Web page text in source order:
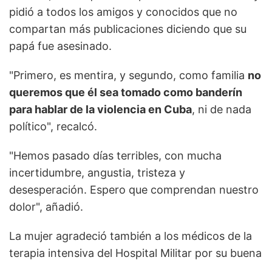
pidió a todos los amigos y conocidos que no
compartan más publicaciones diciendo que su
papá fue asesinado.
"Primero, es mentira, y segundo, como familia no
queremos que él sea tomado como banderín
para hablar de la violencia en Cuba, ni de nada
político", recalcó.
"Hemos pasado días terribles, con mucha
incertidumbre, angustia, tristeza y
desesperación. Espero que comprendan nuestro
dolor", añadió.
La mujer agradeció también a los médicos de la
terapia intensiva del Hospital Militar por su buena